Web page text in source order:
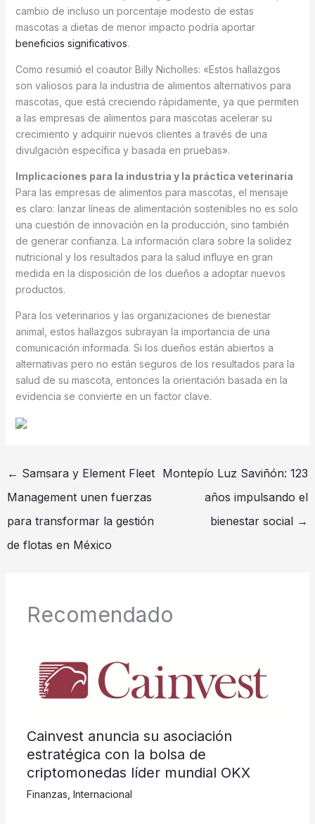
cambio de incluso un porcentaje modesto de estas
mascotas a dietas de menor impacto podría aportar
beneficios significativos.
Como resumió el coautor Billy Nicholles: «Estos hallazgos
son valiosos para la industria de alimentos alternativos para
mascotas, que está creciendo rápidamente, ya que permiten
a las empresas de alimentos para mascotas acelerar su
crecimiento y adquirir nuevos clientes a través de una
divulgación específica y basada en pruebas».
Implicaciones para la industria y la práctica veterinaria
Para las empresas de alimentos para mascotas, el mensaje
es claro: lanzar líneas de alimentación sostenibles no es solo
una cuestión de innovación en la producción, sino también
de generar confianza. La información clara sobre la solidez
nutricional y los resultados para la salud influye en gran
medida en la disposición de los dueños a adoptar nuevos
productos.
Para los veterinarios y las organizaciones de bienestar
animal, estos hallazgos subrayan la importancia de una
comunicación informada. Si los dueños están abiertos a
alternativas pero no están seguros de los resultados para la
salud de su mascota, entonces la orientación basada en la
evidencia se convierte en un factor clave.
← Samsara y Element Fleet
Management unen fuerzas
para transformar la gestión
de flotas en México
Montepío Luz Saviñón: 123
años impulsando el
bienestar social →
Recomendado
Cainvest anuncia su asociación
estratégica con la bolsa de
criptomonedas líder mundial OKX
Finanzas Internacional